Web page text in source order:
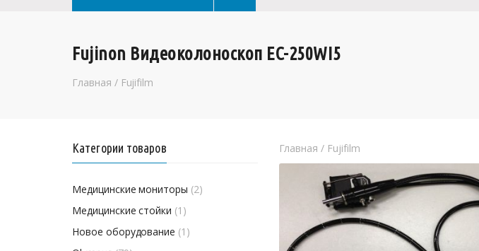
Fujinon Видеоколоноскоп EC-250WI5
Главная / Fujifilm
Категории товаров
Медицинские мониторы (2)
Медицинские стойки (1)
Новое оборудование (1)
Главная / Fujifilm